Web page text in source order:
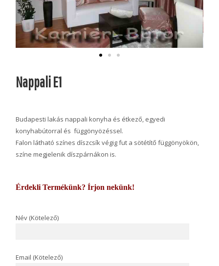
Nappali E1
Budapesti lakás nappali konyha és étkező, egyedi
konyhabútorral és függönyözéssel.
Falon látható színes díszcsík végig fut a sötétítő függönyökön,
színe megjelenik díszpárnákon is.
Érdekli Termékünk? Írjon nekünk!
Név (Kötelező)
Email (Kötelező)